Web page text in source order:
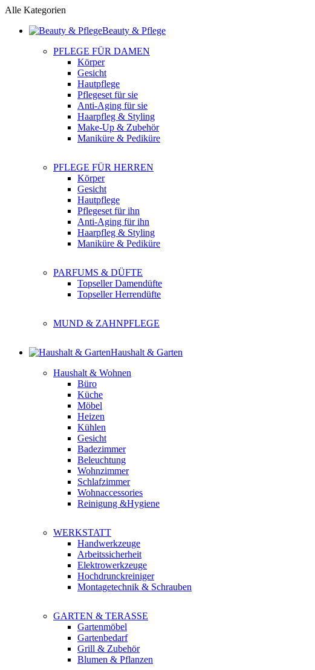
Alle Kategorien
Beauty & Pflege
PFLEGE FÜR DAMEN
Körper
Gesicht
Hautpflege
Pflegeset für sie
Anti-Aging für sie
Haarpfleg & Styling
Make-Up & Zubehör
Maniküre & Pediküre
PFLEGE FÜR HERREN
Körper
Gesicht
Hautpflege
Pflegeset für ihn
Anti-Aging für ihn
Haarpfleg & Styling
Maniküre & Pediküre
PARFUMS & DÜFTE
Topseller Damendüfte
Topseller Herrendüfte
MUND & ZAHNPFLEGE
Haushalt & Garten
Haushalt & Wohnen
Büro
Küche
Möbel
Heizen
Kühlen
Gesicht
Badezimmer
Beleuchtung
Wohnzimmer
Schlafzimmer
Wohnaccessories
Reinigung &Hygiene
WERKSTATT
Handwerkzeuge
Arbeitssicherheit
Elektrowerkzeuge
Hochdrunckreiniger
Montagetechnik & Schrauben
GARTEN & TERASSE
Gartenmöbel
Gartenbedarf
Grill & Zubehör
Blumen & Pflanzen